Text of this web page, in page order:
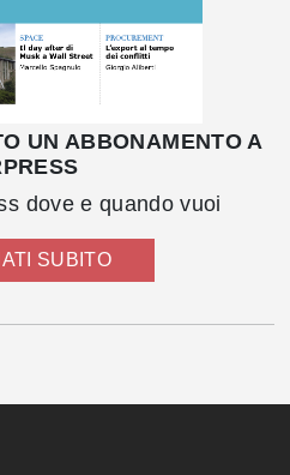
UN ABBONAMENTO A
dove e quando vuoi
SUBITO